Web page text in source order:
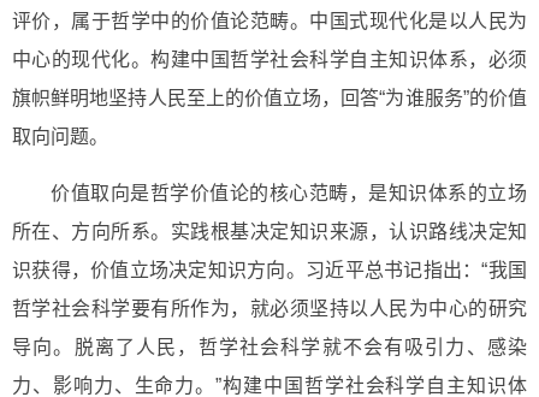
评价，属于哲学中的价值论范畴。中国式现代化是以人民为
中心的现代化。构建中国哲学社会科学自主知识体系，必须
旗帜鲜明地坚持人民至上的价值立场，回答“为谁服务”的价值
取向问题。
价值取向是哲学价值论的核心范畴，是知识体系的立场
所在、方向所系。实践根基决定知识来源，认识路线决定知
识获得，价值立场决定知识方向。习近平总书记指出：“我国
哲学社会科学要有所作为，就必须坚持以人民为中心的研究
导向。脱离了人民，哲学社会科学就不会有吸引力、感染
力、影响力、生命力。”构建中国哲学社会科学自主知识体